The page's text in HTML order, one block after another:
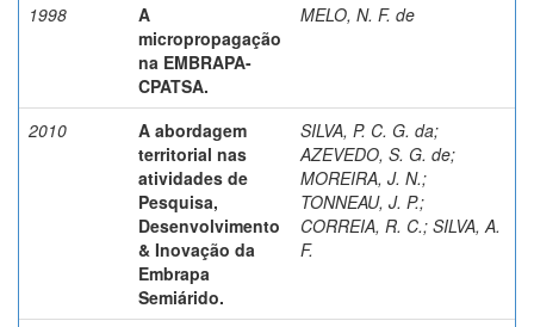
1998
A
micropropagação
na EMBRAPA-
CPATSA.
MELO, N. F. de
2010
A abordagem
territorial nas
atividades de
Pesquisa,
Desenvolvimento
& Inovação da
Embrapa
Semiárido.
SILVA, P. C. G. da;
AZEVEDO, S. G. de;
MOREIRA, J. N.;
TONNEAU, J. P.;
CORREIA, R. C.; SILVA, A.
F.